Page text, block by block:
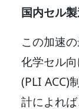
国内セル
この加速
化学セル
(PLI ACC)
計によれ